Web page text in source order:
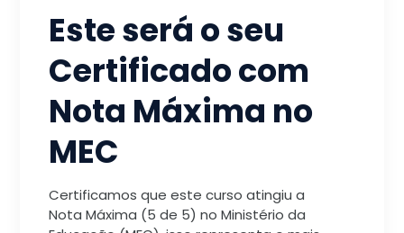
Este será o seu
Certificado com
Nota Máxima no
MEC
Certificamos que este curso atingiu a
Nota Máxima (5 de 5) no Ministério da